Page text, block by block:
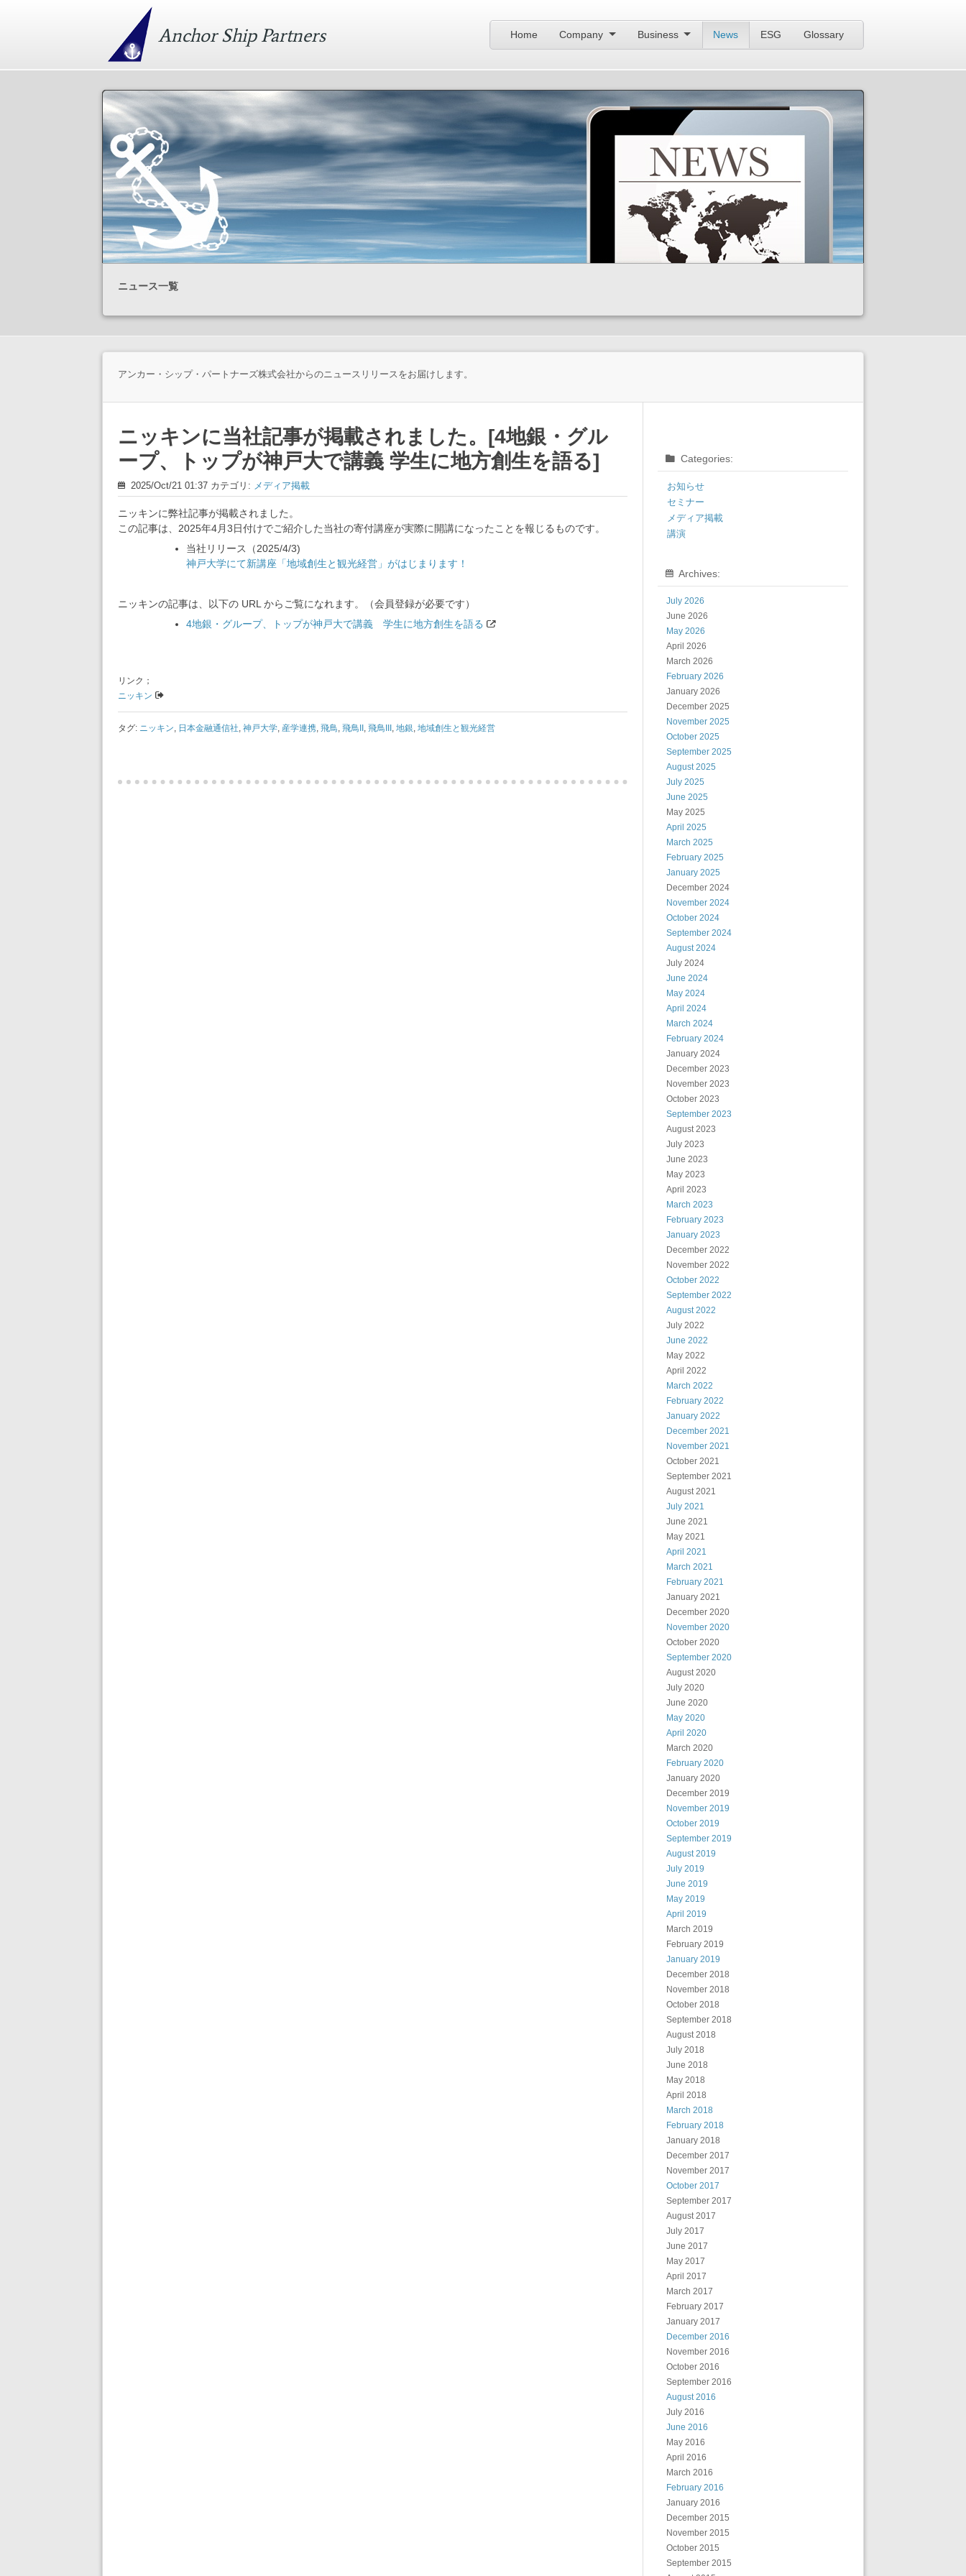
Anchor Ship Partners Home Company Business News ESG Glossary
ニュース一覧
アンカー・シップ・パートナーズ株式会社からのニュースリリースをお届けします。
ニッキンに当社記事が掲載されました。[4地銀・グル
ープ、トップが神戸大で講義 学生に地方創生を語る]
2025/Oct/21 01:37 カテゴリ: メディア掲載
ニッキンに弊社記事が掲載されました。
この記事は、2025年4月3日付けでご紹介した当社の寄付講座が実際に開講になったことを報じるものです。
当社リリース（2025/4/3)
神戸大学にて新講座「地域創生と観光経営」がはじまります！
ニッキンの記事は、以下の URL からご覧になれます。（会員登録が必要です）
4地銀・グループ、トップが神戸大で講義 学生に地方創生を語る
リンク；
ニッキン
タグ: ニッキン 日本金融通信社 ,神戸大学 産学連携 ,飛鳥 ,飛鳥II ,飛鳥III ,地銀 ,地域創生と観光経営
Categories:
お知らせ
セミナー
メディア掲載
講演
Archives:
July 2026
June 2026
May 2026
April 2026
March 2026
February 2026
January 2026
December 2025
November 2025
October 2025
September 2025
August 2025
July 2025
June 2025
May 2025
April 2025
March 2025
February 2025
January 2025
December 2024
November 2024
October 2024
September 2024
August 2024
July 2024
June 2024
May 2024
April 2024
March 2024
February 2024
January 2024
December 2023
November 2023
October 2023
September 2023
August 2023
July 2023
June 2023
May 2023
April 2023
March 2023
February 2023
January 2023
December 2022
November 2022
October 2022
September 2022
August 2022
July 2022
June 2022
May 2022
April 2022
March 2022
February 2022
January 2022
December 2021
November 2021
October 2021
September 2021
August 2021
July 2021
June 2021
May 2021
April 2021
March 2021
February 2021
January 2021
December 2020
November 2020
October 2020
September 2020
August 2020
July 2020
June 2020
May 2020
April 2020
March 2020
February 2020
January 2020
December 2019
November 2019
October 2019
September 2019
August 2019
July 2019
June 2019
May 2019
April 2019
March 2019
February 2019
January 2019
December 2018
November 2018
October 2018
September 2018
August 2018
July 2018
June 2018
May 2018
April 2018
March 2018
February 2018
January 2018
December 2017
November 2017
October 2017
September 2017
August 2017
July 2017
June 2017
May 2017
April 2017
March 2017
February 2017
January 2017
December 2016
November 2016
October 2016
September 2016
August 2016
July 2016
June 2016
May 2016
April 2016
March 2016
February 2016
January 2016
December 2015
November 2015
October 2015
September 2015